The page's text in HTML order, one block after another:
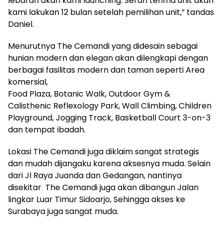
kami lakukan 12 bulan setelah pemilihan unit,” tandas
Daniel.
Menurutnya The Cemandi yang didesain sebagai
hunian modern dan elegan akan dilengkapi dengan
berbagai fasilitas modern dan taman seperti Area
komersial,
Food Plaza, Botanic Walk, Outdoor Gym &
Calisthenic Reflexology Park, Wall Climbing, Children
Playground, Jogging Track, Basketball Court 3-on-3
dan tempat ibadah.
Lokasi The Cemandi juga diklaim sangat strategis
dan mudah dijangaku karena aksesnya muda. Selain
dari Jl Raya Juanda dan Gedangan, nantinya
disekitar The Cemandi juga akan dibangun Jalan
lingkar Luar Timur Sidoarjo, Sehingga akses ke
Surabaya juga sangat muda.